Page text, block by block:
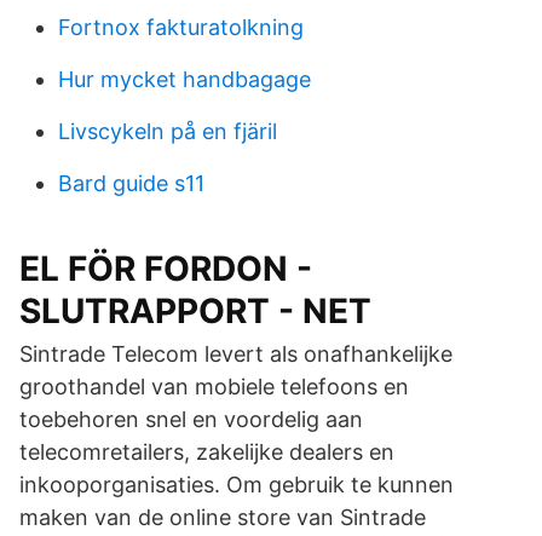
Fortnox fakturatolkning
Hur mycket handbagage
Livscykeln på en fjäril
Bard guide s11
EL FÖR FORDON -
SLUTRAPPORT - NET
Sintrade Telecom levert als onafhankelijke
groothandel van mobiele telefoons en
toebehoren snel en voordelig aan
telecomretailers, zakelijke dealers en
inkooporganisaties. Om gebruik te kunnen
maken van de online store van Sintrade